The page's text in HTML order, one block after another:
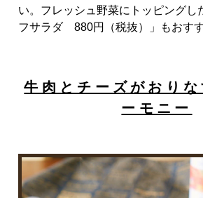
い。フレッシュ野菜にトッピングし
フサラダ 880円（税抜）」もおす
牛肉とチーズがおりな
ーモニー